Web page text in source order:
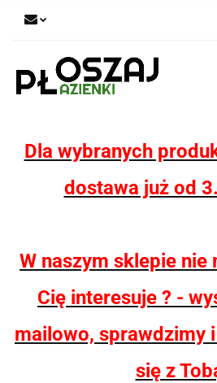
Dla wybranych
dostawa już od
W naszym sklepie nie
Cię interesuje ? -
mailowo, sprawdzimy
się z